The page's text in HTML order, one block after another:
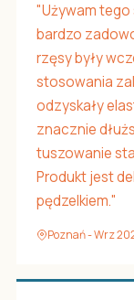
"Używam tego
bardzo
rzęsy były
stosowania
odzyskały
znacznie
tuszowanie
Produkt jest
pędzelkiem."
Poznań - Wrz